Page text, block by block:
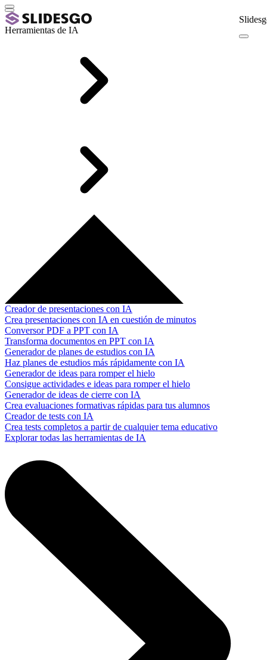
Herramientas de IA
Creador de presentaciones con IA
Crea presentaciones con IA en cuestión de minutos
Conversor PDF a PPT con IA
Transforma documentos en PPT con IA
Generador de planes de estudios con IA
Haz planes de estudios más rápidamente con IA
Generador de ideas para romper el hielo
Consigue actividades e ideas para romper el hielo
Generador de ideas de cierre con IA
Crea evaluaciones formativas rápidas para tus alumnos
Creador de tests con IA
Crea tests completos a partir de cualquier tema educativo
Explorar todas las herramientas de IA